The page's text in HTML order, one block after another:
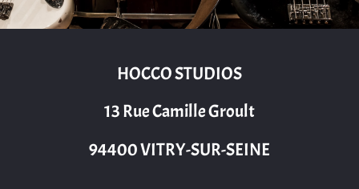
HOCCO STUDIOS
13 Rue Camille Groult
94400 VITRY-SUR-SEINE